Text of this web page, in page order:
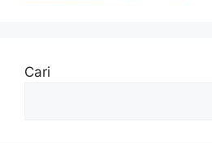
Cari